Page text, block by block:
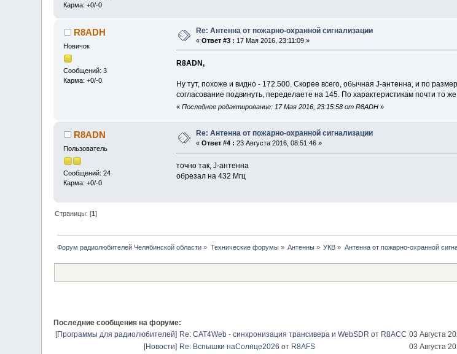
Карма: +0/-0
R8ADH
Новичок
Сообщений: 3
Карма: +0/-0
Re: Антенна от пожарно-охранной сигнализации
«Ответ #3 : 17 Мая 2016, 23:11:09 »
R8ADN,
Ну тут, похоже и видно - 172.500. Скорее всего, обычная J-антенна, и по
согласование подвинуть, переделаете на 145. По характеристикам почти то
« Последнее редактирование: 17 Мая 2016, 23:15:58 от R8ADH»
R8ADN
Пользователь
Сообщений: 24
Карма: +0/-0
Re: Антенна от пожарно-охранной сигнализации
«Ответ #4 : 23 Августа 2016, 08:51:46 »
точно так, J-антенна
обрезал на 432 Мгц
Страницы: [1]
Форум радиолюбителей Челябинской области » Технические форумы» Антенны » УКВ » Антенна от пожарно-охранной
Последние сообщения на форуме:
[Программы для радиолюбителей] Re: CAT4Web - синхронизация трансивера и WebSDR от R8ACC 03 Августа
[Новости] Re: Вспышки наСолнце2026 от R8AFS 03 Августа